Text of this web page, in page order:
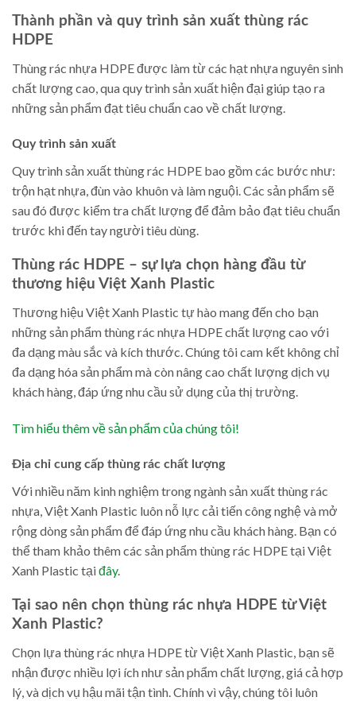
Thành phần và quy trình sản xuất thùng rác
HDPE
Thùng rác nhựa HDPE được làm từ các hạt nhựa nguyên sinh
chất lượng cao, qua quy trình sản xuất hiện đại giúp tạo ra
những sản phẩm đạt tiêu chuẩn cao về chất lượng.
Quy trình sản xuất
Quy trình sản xuất thùng rác HDPE bao gồm các bước như:
trộn hạt nhựa, đùn vào khuôn và làm nguội. Các sản phẩm sẽ
sau đó được kiểm tra chất lượng để đảm bảo đạt tiêu chuẩn
trước khi đến tay người tiêu dùng.
Thùng rác HDPE – sự lựa chọn hàng đầu từ
thương hiệu Việt Xanh Plastic
Thương hiệu Việt Xanh Plastic tự hào mang đến cho bạn
những sản phẩm thùng rác nhựa HDPE chất lượng cao với
đa dạng màu sắc và kích thước. Chúng tôi cam kết không chỉ
đa dạng hóa sản phẩm mà còn nâng cao chất lượng dịch vụ
khách hàng, đáp ứng nhu cầu sử dụng của thị trường.
Tìm hiểu thêm về sản phẩm của chúng tôi!
Địa chỉ cung cấp thùng rác chất lượng
Với nhiều năm kinh nghiệm trong ngành sản xuất thùng rác
nhựa, Việt Xanh Plastic luôn nỗ lực cải tiến công nghệ và mở
rộng dòng sản phẩm để đáp ứng nhu cầu khách hàng. Bạn có
thể tham khảo thêm các sản phẩm thùng rác HDPE tại Việt
Xanh Plastic tạiđây.
Tại sao nên chọn thùng rác nhựa HDPE từ Việt
Xanh Plastic?
Chọn lựa thùng rác nhựa HDPE từ Việt Xanh Plastic, bạn sẽ
nhận được nhiều lợi ích như sản phẩm chất lượng, giá cả hợp
lý, và dịch vụ hậu mãi tận tình. Chính vì vậy, chúng tôi luôn